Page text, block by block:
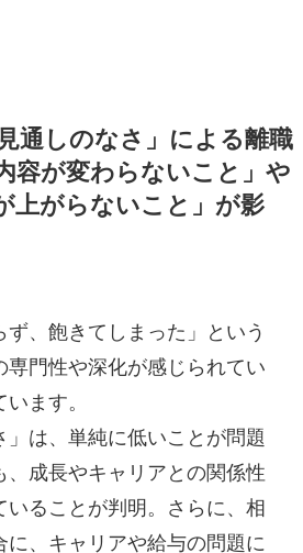
通しのなさ」による離職
容が変わらないこと」や
上がらないこと」が影
ず、飽きてしまった」という
専門性や深化が感じられてい
ます。
」は、単純に低いことが問題
、成長やキャリアとの関係性
ることが判明。さらに、相
に、キャリアや給与の問題に